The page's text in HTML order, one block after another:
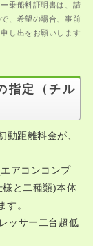
乗船料証明書は、請
、希望の場合、事前
申し出をお願いします
指定（チル
動距離料金が、
アコンコンプ
と二種類)本体
す。
ッサー二台超低